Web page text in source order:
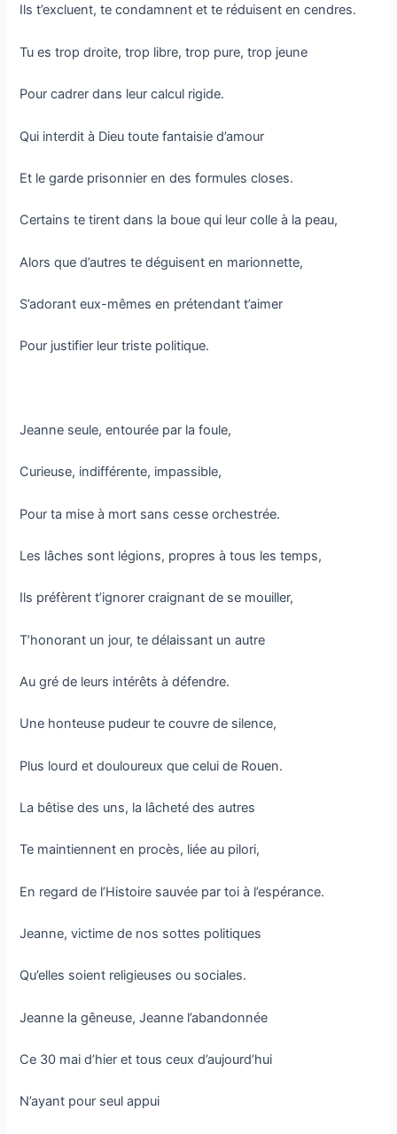
Ils t’excluent, te condamnent et te réduisent en cendres.
Tu es trop droite, trop libre, trop pure, trop jeune
Pour cadrer dans leur calcul rigide.
Qui interdit à Dieu toute fantaisie d’amour
Et le garde prisonnier en des formules closes.
Certains te tirent dans la boue qui leur colle à la peau,
Alors que d’autres te déguisent en marionnette,
S’adorant eux-mêmes en prétendant t’aimer
Pour justifier leur triste politique.
Jeanne seule, entourée par la foule,
Curieuse, indifférente, impassible,
Pour ta mise à mort sans cesse orchestrée.
Les lâches sont légions, propres à tous les temps,
Ils préfèrent t’ignorer craignant de se mouiller,
T’honorant un jour, te délaissant un autre
Au gré de leurs intérêts à défendre.
Une honteuse pudeur te couvre de silence,
Plus lourd et douloureux que celui de Rouen.
La bêtise des uns, la lâcheté des autres
Te maintiennent en procès, liée au pilori,
En regard de l’Histoire sauvée par toi à l’espérance.
Jeanne, victime de nos sottes politiques
Qu’elles soient religieuses ou sociales.
Jeanne la gêneuse, Jeanne l’abandonnée
Ce 30 mai d’hier et tous ceux d’aujourd’hui
N’ayant pour seul appui